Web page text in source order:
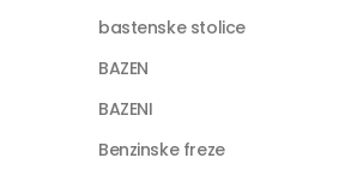
bastenske stolice
BAZEN
BAZENI
Benzinske freze